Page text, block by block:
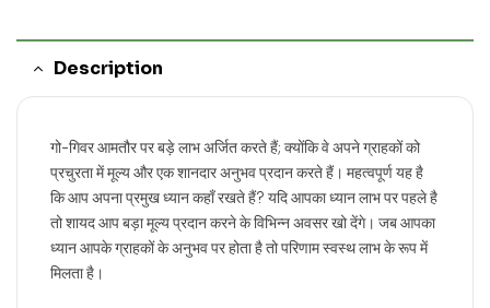
Description
गो-गिवर आमतौर पर बड़े लाभ अर्जित करते हैं; क्योंकि वे अपने ग्राहकों को
प्रचुरता में मूल्य और एक शानदार अनुभव प्रदान करते हैं। महत्वपूर्ण यह है
कि आप अपना प्रमुख ध्यान कहाँ रखते हैं? यदि आपका ध्यान लाभ पर पहले है
तो शायद आप बड़ा मूल्य प्रदान करने के विभिन्न अवसर खो देंगे। जब आपका
ध्यान आपके ग्राहकों के अनुभव पर होता है तो परिणाम स्वस्थ लाभ के रूप में
मिलता है।